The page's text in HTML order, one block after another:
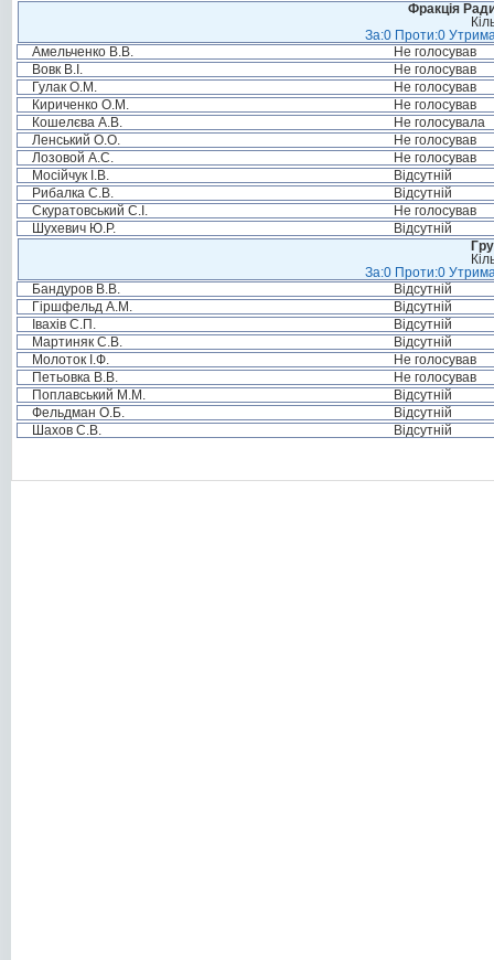
Фракція
За:0 Проти:0
Амельченко В.В.
Не голосував
Вовк В.І.
Не голосував
Гулак О.М.
Не голосував
Кириченко О.М.
Не голосував
Кошелєва А.В.
Не голосувала
Ленський О.О.
Не голосував
Лозовой А.С.
Не голосував
Мосійчук І.В.
Відсутній
Рибалка С.В.
Відсутній
Скуратовський С.І.
Не голосував
Шухевич Ю.Р.
Відсутній
За:0 Проти:0
Бандуров В.В.
Відсутній
Гіршфельд А.М.
Відсутній
Івахів С.П.
Відсутній
Мартиняк С.В.
Відсутній
Молоток І.Ф.
Не голосував
Петьовка В.В.
Не голосував
Поплавський М.М.
Відсутній
Фельдман О.Б.
Відсутній
Шахов С.В.
Відсутній